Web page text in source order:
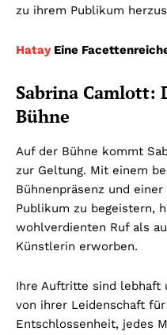
zu ihrem Publikum
HatayEine
Sabrina Camlott:
Bühne
Auf der Bühne kommt
zur Geltung. Mit einem
Bühnenpräsenz und
Publikum zu begeistern,
wohlverdienten Ruf als
Künstlerin erworben.
Ihre Auftritte sind lebhaft
von ihrer Leidenschaft
Entschlossenheit, jedes